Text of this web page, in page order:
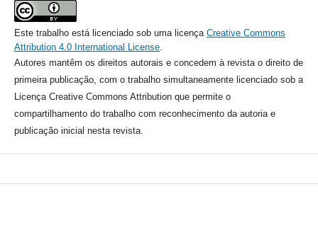
Este trabalho está licenciado sob uma licença Creative Commons
Attribution 4.0 International License.
Autores mantêm os direitos autorais e concedem à revista o direito de
primeira publicação, com o trabalho simultaneamente licenciado sob a
Licença Creative Commons Attribution que permite o
compartilhamento do trabalho com reconhecimento da autoria e
publicação inicial nesta revista.